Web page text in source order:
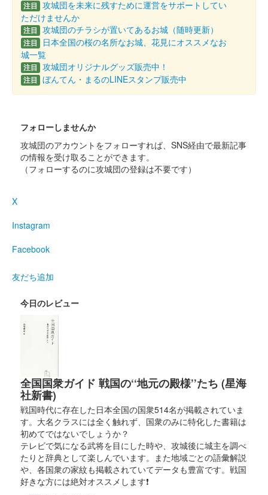
販売終了
和歌山城 御城印 築城440年記念の吉野杉版の別バージョン
和歌山城 御城印 令和八年新春限定
和歌山城 切り絵御城印 令和八年版
切り絵師・尾之善（おのぜん）氏が作成した、和歌山城の令和八
和歌山城 御城印
和歌山城 記念符
年記念符
豊臣秀吉が最初に築城した大阪城と豊臣秀長が築城した和歌山城
が、昭和60年（1985年） 11月2日に姉妹城提携し、2025年で40
周年を迎える事を記念して、大阪城と和歌山城の手書きの記念符
セットが大阪……
和歌山城 御城印 築城440年記念版
販売終了
「第四回大阪お城フェス2025」の和歌山城ブースで先行販売。
注目 攻城団を未来に残すために運営をサポートしてい
ただけませんか
注目 攻城団のチラシが置いてあるお城（随時更新）
注目
日本全国の桜の名所なお城、花見にオススメなお
城一覧
注目 攻城団オリジナルグッズ販売中！
注目 ぼんてん・まるのLINEスタンプ販売中
フォローしませんか
攻城団のアカウントをフォローすれば、SNS経由で最新記事
の情報を受け取ることができます。
（フォローするのに攻城団の登録は不要です）
X
Instagram
Facebook
友だち追加
今日のレビュー
全国国衆ガイド 戦国の‘‘地元の殿様’’たち (星海
社新書)
戦国時代に存在した日本全国の国衆514名が掲載されていま
す。大名クラスには全く触れず、国衆のみに特化した書籍は
初めてではないでしょうか？
テレビで気になる武将を目にした時や、攻城後に城主を調べ
たりと辞典として楽しんでいます。また地域ごとの語彙解説
や、各国衆の家紋も掲載されていてデータも豊富です。戦国
好きな方には絶対オススメします❗